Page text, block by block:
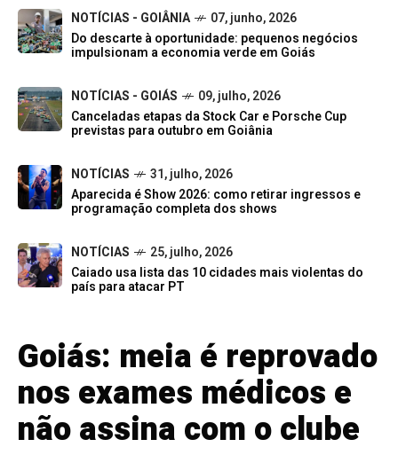
NOTÍCIAS - GOIÂNIA
07, junho, 2026
Do descarte à oportunidade: pequenos negócios
impulsionam a economia verde em Goiás
NOTÍCIAS - GOIÁS
09, julho, 2026
Canceladas etapas da Stock Car e Porsche Cup
previstas para outubro em Goiânia
NOTÍCIAS
31, julho, 2026
Aparecida é Show 2026: como retirar ingressos e
programação completa dos shows
NOTÍCIAS
25, julho, 2026
Caiado usa lista das 10 cidades mais violentas do
país para atacar PT
Goiás: meia é reprovado
nos exames médicos e
não assina com o clube